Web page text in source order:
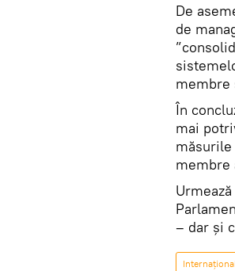
De
de
membre
În
mai
măsurile
membre
– dar și
Internaţional